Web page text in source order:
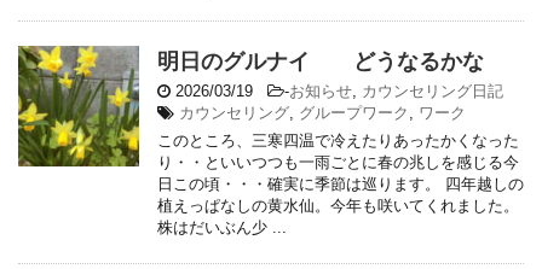
明日のグルナイ どうなるかな
2026/03/19 -お知らせ, カウンセリング日記
カウンセリング, グループワーク , ワーク
このところ、三寒四温で冷えたりあったかくなった
り・・といいつつも一雨ごとに春の兆しを感じる今
日この頃・・・確実に季節は巡ります。 四年越しの
植えっぱなしの黄水仙。今年も咲いてくれました。
株はだいぶん少 ...